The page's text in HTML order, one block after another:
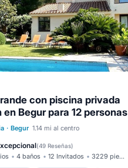
con piscina privada
en Begur para 12 personas
· Begur 1.14 mi al centro
(49 Reseñas)
4 baños 12 Invitados 3229 pies²
privada
Frente al mar
Piscina